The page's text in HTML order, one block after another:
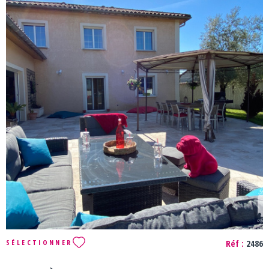
sur les risques auxquels ce bien est exposé sont disponibles
sur le site Géorisques : www.georisques.gouv.fr Agence
BEL'IMMO - 84 Route de Genève 01360 BÉLIGNEUX - 04
72 25 91 18
VOIR LE BIEN
SÉLECTIONNER Réf : 2486